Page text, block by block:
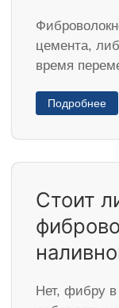
цемента,
время
Подробнее
Стоит
Нет, фибру в